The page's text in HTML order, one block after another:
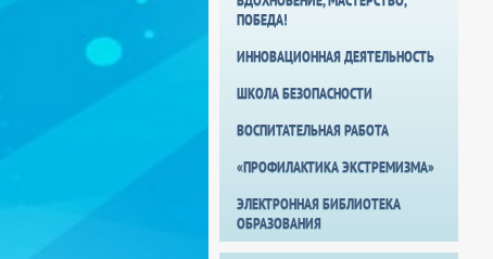
ПОБЕДА!
ИННОВАЦИОННАЯ ДЕЯТЕЛЬНОСТЬ
ШКОЛА БЕЗОПАСНОСТИ
ВОСПИТАТЕЛЬНАЯ РАБОТА
«ПРОФИЛАКТИКА ЭКСТРЕМИЗМА»
ЭЛЕКТРОННАЯ БИБЛИОТЕКА
ОБРАЗОВАНИЯ